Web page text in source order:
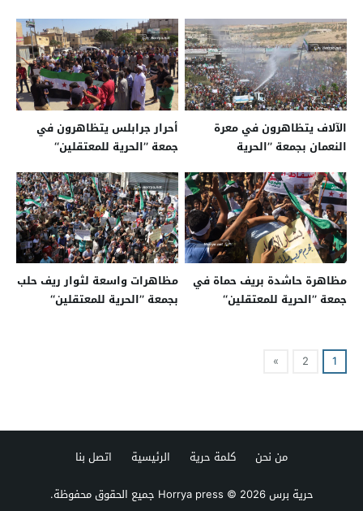
الآلاف يتظاهرون في معرة
النعمان بجمعة ’’الحرية
أحرار جرابلس يتظاهرون في
جمعة ’’الحرية للمعتقلين‘‘
مظاهرة حاشدة بريف حماة في
جمعة ’’الحرية للمعتقلين‘‘
مظاهرات واسعة لثوار ريف حلب
بجمعة ’’الحرية للمعتقلين‘‘
1
2
»
من نحن كلمة حرية الرئيسية
اتصل بنا
حرية برس Horrya press© 2026 جميع الحقوق محفوظة.